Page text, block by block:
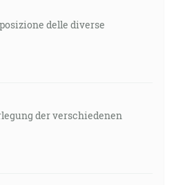
delle diverse
der verschiedenen